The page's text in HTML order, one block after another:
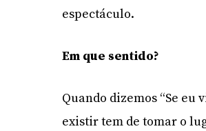
espectáculo.
Em que sentido?
Quando dizemos “Se eu
existir tem de tomar o